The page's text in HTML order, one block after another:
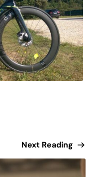
Next Reading